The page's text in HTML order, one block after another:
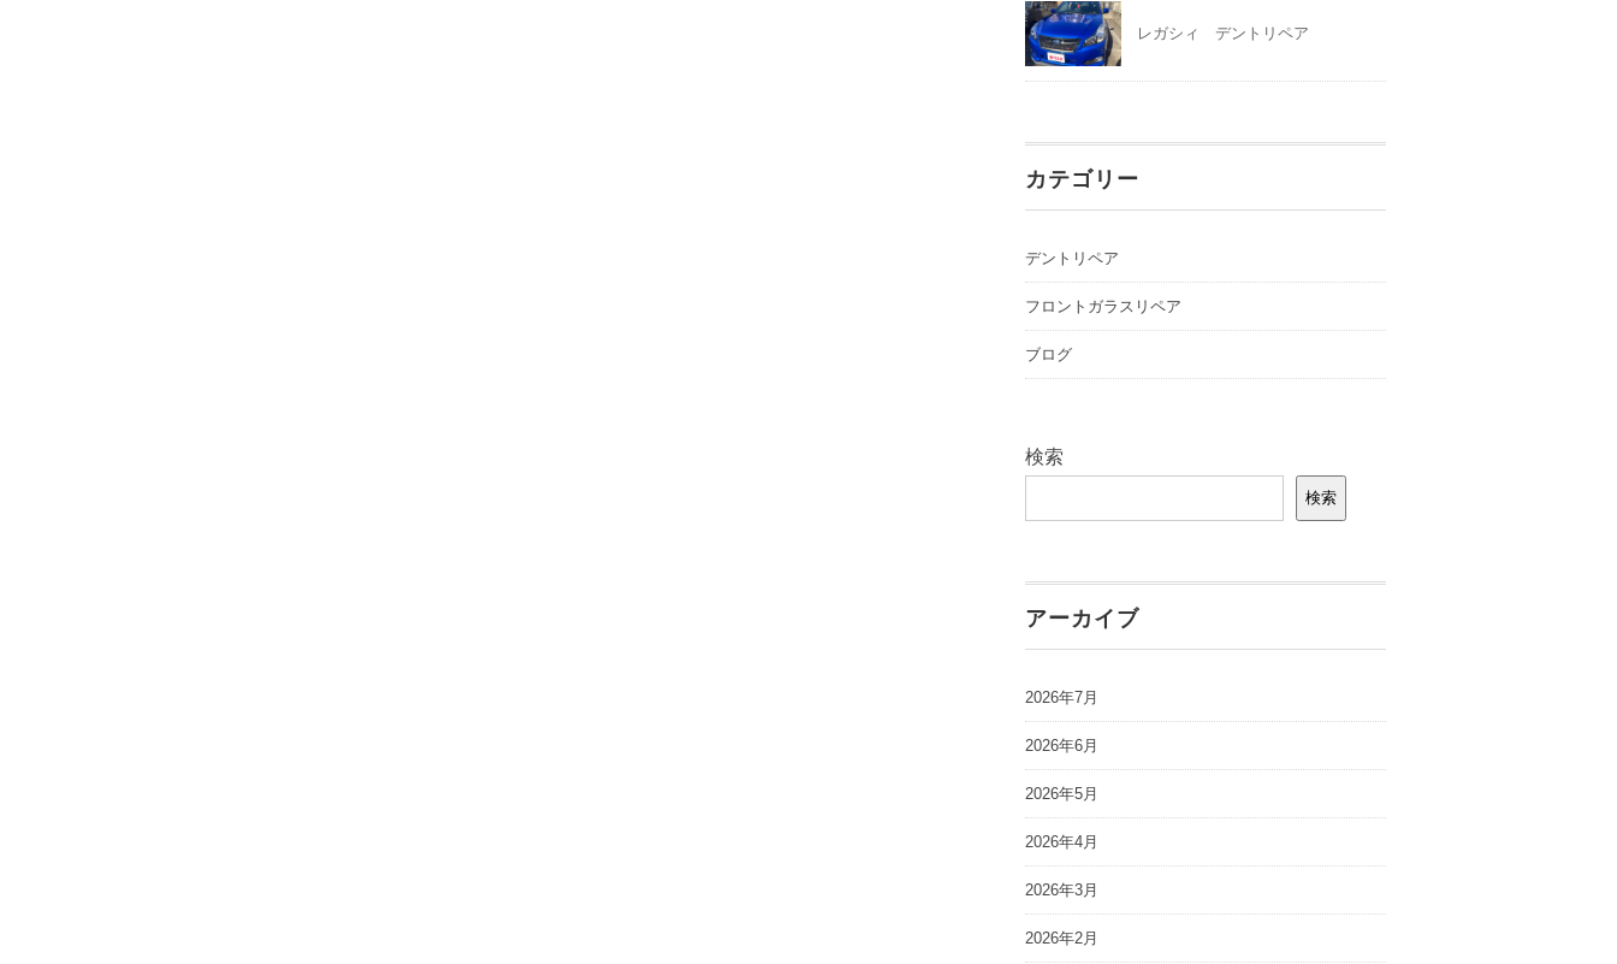
レガシィ デントリペア
カテゴリー
デントリペア
フロントガラスリペア
ブログ
検索
検索
アーカイブ
2026年7月
2026年6月
2026年5月
2026年4月
2026年3月
2026年2月